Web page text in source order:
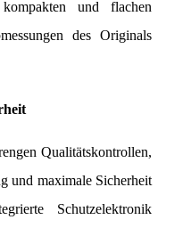
und flachen
des Originals
Qualitätskontrollen,
und maximale Sicherheit
Schutzelektronik